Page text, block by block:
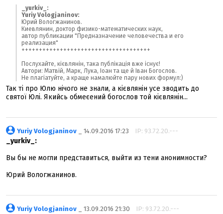
_yurkiv_:
Yuriy Vologjaninov:
Юрий Вологжанинов.
Киевлянин, доктор физико-математических наук,
автор публикации "Предназначение человечества и его
реализация"
+++++++++++++++++++++++++++++++++++++
Послухайте, кієвлянін, така публікація вже існує!
Автори: Матвій, Марк, Лука, Іоан та ще й Іван Богослов.
Не плагіатуйте, а краще намалюйте пару нових формул:)
Так ті про Юлю нічого не знали, а кієвлянін усе зводить до
святої Юлі. Якийсь обмеєений богослов той кієвлянін...
Yuriy Vologjaninov _ 14.09.2016 17:23 IP: 93.72.20.---
_yurkiv_:
Вы бы не могли представиться, выйти из тени анонимности?
Юрий Вологжанинов.
Yuriy Vologjaninov _ 13.09.2016 21:30 IP: 93.72.20.---